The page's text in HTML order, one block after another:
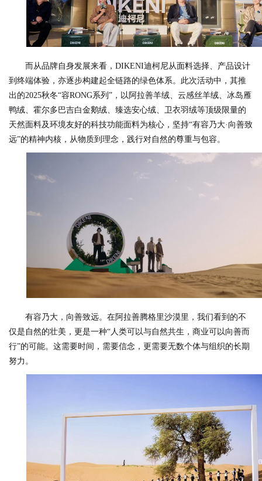
而从品牌自身发展来看，DIKENI迪柯尼从面料选择、产品设计
到终端体验，亦逐步构建起全链路的绿色体系。此次活动中，其推
出的2025秋冬“容RONG系列”，以阿拉善羊绒、云感丝羊绒、冰岛雁
鸭绒、霍尔多巴吉白金鹅绒、臻选安心绒、卫衣羽绒等顶级限量的
天然面料及环境友好的科技功能面料为核心，坚持“有容乃大·向善致
远”的精神内核，从物质到理念，践行对自然的尊重与包容。
有容乃大，向善致远。在阿拉善腾格里沙漠里，我们看到的不
仅是自然的壮美，更是一种“人类可以与自然共生，商业可以向善而
行”的可能。这需要时间，需要信念，更需要无数个体与组织的长期
努力。